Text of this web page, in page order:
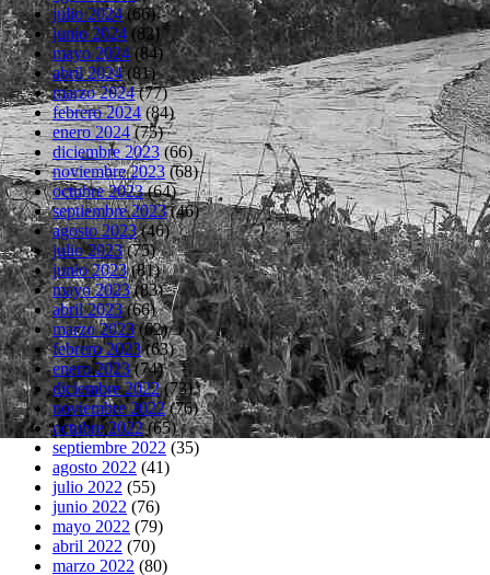
julio 2024(66)
junio 2024 (82)
mayo 2024 (84)
abril 2024(81)
marzo 2024(77)
febrero 2024(84)
enero 2024(75)
diciembre 2023(66)
noviembre 2023(68)
octubre 2023(64)
septiembre 2023(46)
agosto 2023(46)
julio 2023(75)
junio 2023(81)
mayo 2023(83)
abril 2023(66)
marzo 2023(62)
febrero 2023(63)
enero 2023(74)
diciembre 2022(73)
noviembre 2022(76)
octubre 2022(65)
septiembre 2022 (35)
agosto 2022 (41)
julio 2022 (55)
junio 2022 (76)
mayo 2022 (79)
abril 2022 (70)
marzo 2022 (80)